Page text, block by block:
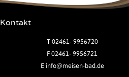
Kontakt
T 02461- 9956720
F 02461- 9956721
E info@meisen-bad.de